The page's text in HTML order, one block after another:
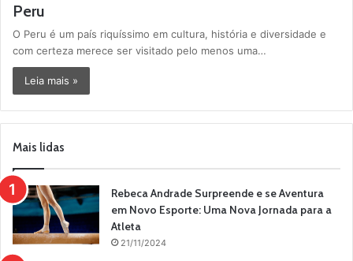
Peru
O Peru é um país riquíssimo em cultura, história e diversidade e
com certeza merece ser visitado pelo menos uma…
Leia mais »
Mais lidas
Rebeca Andrade Surpreende e se Aventura
em Novo Esporte: Uma Nova Jornada para a
Atleta
21/11/2024